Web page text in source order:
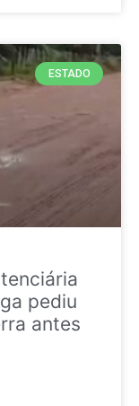
ESTADO
pediu
antes